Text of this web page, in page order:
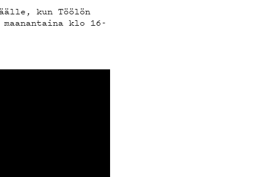
kun Töölön
klo 16-